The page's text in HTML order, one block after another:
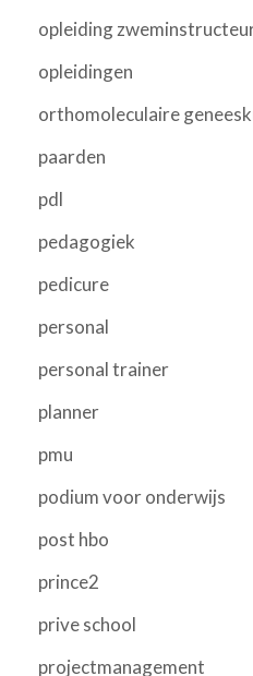
opleiding
opleidingen
orthomoleculaire
paarden
pdl
pedagogiek
pedicure
personal
personal trainer
planner
pmu
podium voor onderwijs
post hbo
prince2
prive school
projectmanagement